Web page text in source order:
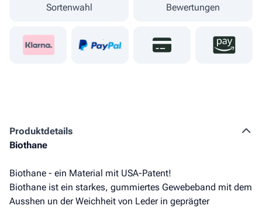
Sortenwahl
Bewertungen
Produkt­details
Biothane
Biothane - ein Material mit USA-Patent!
Biothane ist ein starkes, gummiertes Gewebeband mit dem
Ausshen un der Weichheit von Leder in geprägter